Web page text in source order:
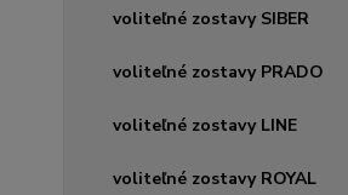
voliteľné zostavy SIBER
voliteľné zostavy PRADO
voliteľné zostavy LINE
voliteľné zostavy ROYAL